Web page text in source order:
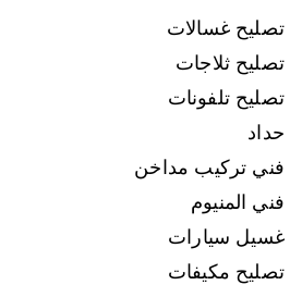
تصليح غسالات
تصليح ثلاجات
تصليح تلفونات
حداد
فني تركيب مداخن
فني المنيوم
غسيل سيارات
تصليح مكيفات